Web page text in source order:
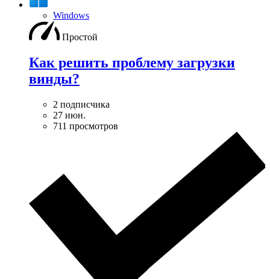
Windows
Простой
Как решить проблему загрузки
винды?
2 подписчика
27 июн.
711 просмотров